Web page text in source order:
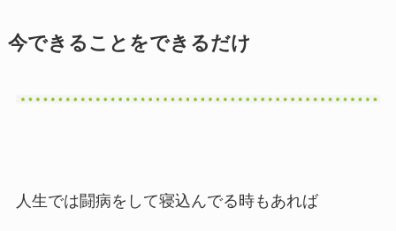
今できることをできるだけ
人生では闘病をして寝込んでる時もあれば